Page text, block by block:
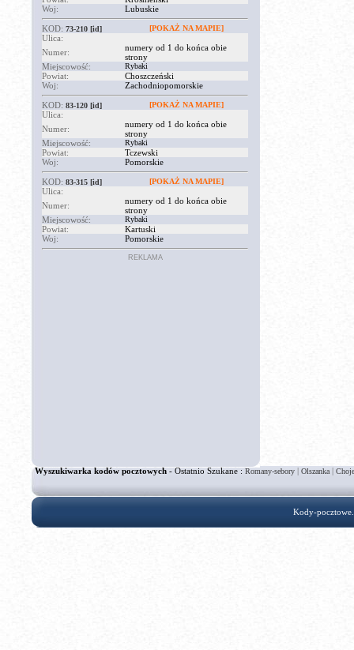
Woj:
Lubuskie
KOD: 73-210 [id] [POKAŻ NA MAPIE]
Ulica:
Numer:
numery od 1 do końca obie
strony
Miejscowość:
Rybaki
Powiat:
Choszczeński
Woj:
Zachodniopomorskie
KOD: 83-120 [id] [POKAŻ NA MAPIE]
Ulica:
Numer:
numery od 1 do końca obie
strony
Miejscowość:
Rybaki
Powiat:
Tczewski
Woj:
Pomorskie
KOD: 83-315 [id] [POKAŻ NA MAPIE]
Ulica:
Numer:
numery od 1 do końca obie
strony
Miejscowość:
Rybaki
Powiat:
Kartuski
Woj:
Pomorskie
REKLAMA
Wyszukiwarka kodów pocztowych- Ostatnio Szukane :Romany-sebory | Olszanka |
Kody-